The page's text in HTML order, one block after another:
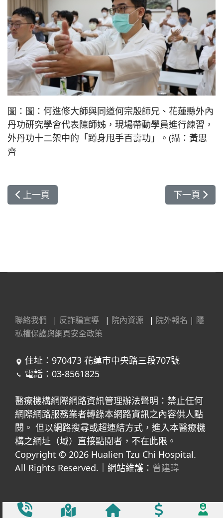
圖：圖：何進修大師與同道何宗殷師兄、花蓮縣外內
丹功研究學會代表陳師姊，現場帶動學員進行練習，
外丹功十二架中的「蹲身甩手百壽功」。(攝：黃思
齊
上一篇文章: 新芽菩薩大道行：系列課程助新同仁體
上一頁 下一篇文章
下一頁
聯絡我們 | 反詐騙宣導 | 院內資源 | 院外報名 | 隱
私權保護與網頁安全政策
住址：970473 花蓮市中央路三段707號
電話：03-8561825
醫療機構網際網路資訊管理辦法聲明：禁止任何
網際網路服務業者轉錄本網路資訊之內容供人點
閱。 但以網路搜尋或超連結方式，進入本醫療機
構之網址（域）直接點閱者，不在此限。
Copyright © 2026 Hualien Tzu Chi Hospital.
All Rights Reserved.｜網站維護： 曾建瑋